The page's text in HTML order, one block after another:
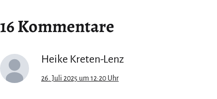
16 Kommentare
Heike Kreten-Lenz
26. Juli 2025 um 12:20 Uhr